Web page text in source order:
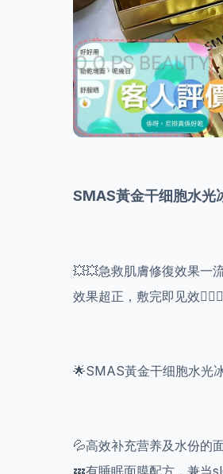
SMAS黃金干细胞水光
💥💥急救肌膚修復效果一
效果超正，敷完即见效
🌟SMAS黃金干细胞水光
💦高效补充营养及水份的
💤有睡眠面膜配方，兼当